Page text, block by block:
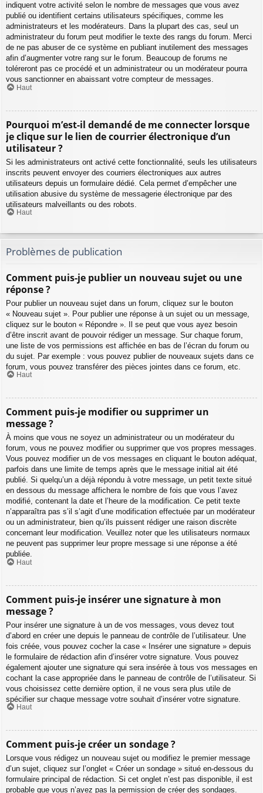
indiquent votre activité selon le nombre de messages que vous avez
publié ou identifient certains utilisateurs spécifiques, comme les
administrateurs et les modérateurs. Dans la plupart des cas, seul un
administrateur du forum peut modifier le texte des rangs du forum. Merci
de ne pas abuser de ce système en publiant inutilement des messages
afin d’augmenter votre rang sur le forum. Beaucoup de forums ne
toléreront pas ce procédé et un administrateur ou un modérateur pourra
vous sanctionner en abaissant votre compteur de messages.
Haut
Pourquoi m’est-il demandé de me connecter lorsque
je clique sur le lien de courrier électronique d’un
utilisateur ?
Si les administrateurs ont activé cette fonctionnalité, seuls les utilisateurs
inscrits peuvent envoyer des courriers électroniques aux autres
utilisateurs depuis un formulaire dédié. Cela permet d’empêcher une
utilisation abusive du système de messagerie électronique par des
utilisateurs malveillants ou des robots.
Haut
Problèmes de publication
Comment puis-je publier un nouveau sujet ou une
réponse ?
Pour publier un nouveau sujet dans un forum, cliquez sur le bouton
« Nouveau sujet ». Pour publier une réponse à un sujet ou un message,
cliquez sur le bouton « Répondre ». Il se peut que vous ayez besoin
d’être inscrit avant de pouvoir rédiger un message. Sur chaque forum,
une liste de vos permissions est affichée en bas de l’écran du forum ou
du sujet. Par exemple : vous pouvez publier de nouveaux sujets dans ce
forum, vous pouvez transférer des pièces jointes dans ce forum, etc.
Haut
Comment puis-je modifier ou supprimer un
message ?
À moins que vous ne soyez un administrateur ou un modérateur du
forum, vous ne pouvez modifier ou supprimer que vos propres messages.
Vous pouvez modifier un de vos messages en cliquant le bouton adéquat,
parfois dans une limite de temps après que le message initial ait été
publié. Si quelqu’un a déjà répondu à votre message, un petit texte situé
en dessous du message affichera le nombre de fois que vous l’avez
modifié, contenant la date et l’heure de la modification. Ce petit texte
n’apparaîtra pas s’il s’agit d’une modification effectuée par un modérateur
ou un administrateur, bien qu’ils puissent rédiger une raison discrète
concernant leur modification. Veuillez noter que les utilisateurs normaux
ne peuvent pas supprimer leur propre message si une réponse a été
publiée.
Haut
Comment puis-je insérer une signature à mon
message ?
Pour insérer une signature à un de vos messages, vous devez tout
d’abord en créer une depuis le panneau de contrôle de l’utilisateur. Une
fois créée, vous pouvez cocher la case « Insérer une signature » depuis
le formulaire de rédaction afin d’insérer votre signature. Vous pouvez
également ajouter une signature qui sera insérée à tous vos messages en
cochant la case appropriée dans le panneau de contrôle de l’utilisateur. Si
vous choisissez cette dernière option, il ne vous sera plus utile de
spécifier sur chaque message votre souhait d’insérer votre signature.
Haut
Comment puis-je créer un sondage ?
Lorsque vous rédigez un nouveau sujet ou modifiez le premier message
d’un sujet, cliquez sur l’onglet « Créer un sondage » situé en-dessous du
formulaire principal de rédaction. Si cet onglet n’est pas disponible, il est
probable que vous n’ayez pas la permission de créer des sondages.